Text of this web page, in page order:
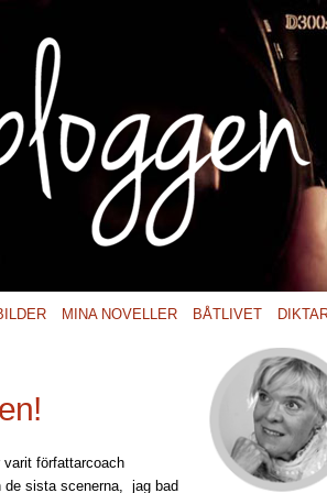
MINA NOVELLER BÅTLIVET
författarcoach
de sista scenerna, jag bad